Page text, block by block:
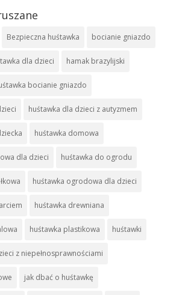
Bezpieczna huśtawka bocianie gniazdo
dla dzieci hamak brazylijski
bocianie gniazdo
huśtawka dla dzieci z autyzmem
huśtawka domowa
dla dzieci huśtawka do ogrodu
huśtawka ogrodowa dla dzieci
huśtawka drewniana
huśtawka plastikowa huśtawki
z niepełnosprawnościami
jak dbać o huśtawkę